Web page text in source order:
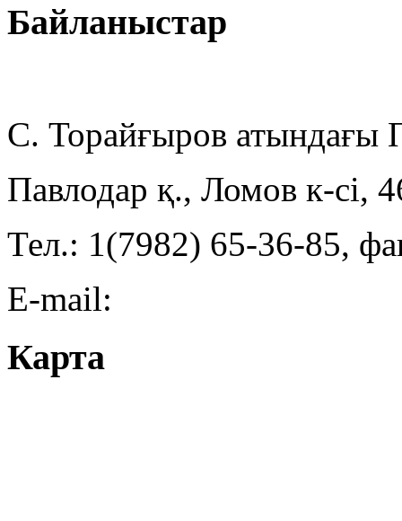
Байланыстар
С. Торайғыров
Павлодар қ., Ломов к-сі,
Тел.: 1(7982) 65-36-85,
E-mail:
Карта